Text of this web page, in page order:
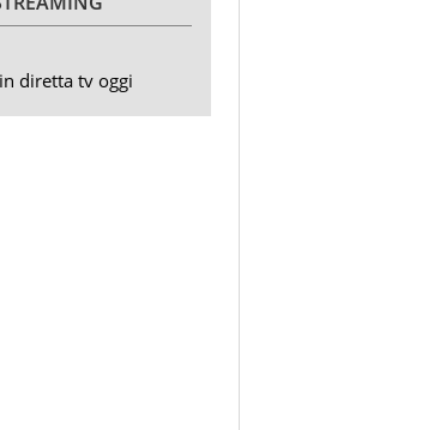
diretta tv oggi